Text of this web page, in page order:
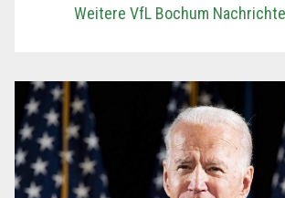
Weitere VfL Bochum